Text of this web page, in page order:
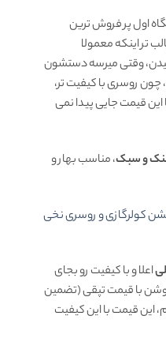
اول پر فروش ترین
تر اینکه معمولا
وقتی میرسه دستشون
روسری با کیفیت تر،
این قیمت جایی پیدا نمی
و سبک، مناسب بهار و
کولرگازی و روسری نخی
اعلا و با کیفیت رو بجای
با قیمت تپقی (تضمین
این قیمت با این کیفیت